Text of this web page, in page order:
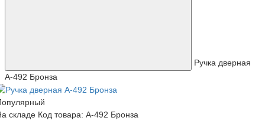
Ручка дверная
A-492 Бронза
складе Код товара: A-492 Бронза